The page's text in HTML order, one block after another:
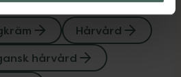
inom
Hårvård
hårvård